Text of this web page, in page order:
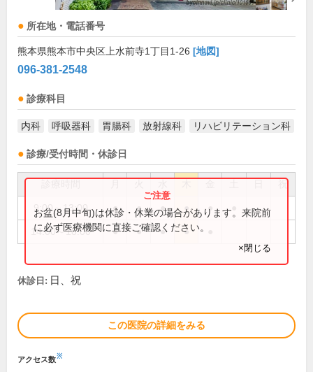
所在地・電話番号
熊本県熊本市中央区上水前寺1丁目1-26 [地図]
096-381-2548
診療科目
内科 呼吸器科 胃腸科 放射線科 リハビリテーション科
診療/受付時間・休診日
祝
9:00～13:00 ● ● ● ● ●
14:00～18:00 ● ● ● ●
お盆(8月中旬)は休診・休業の場合があります。来院前
に必ず医療機関に直接ご確認ください。
×閉じる
休診日: 日、祝
この医院の詳細をみる
アクセス数※